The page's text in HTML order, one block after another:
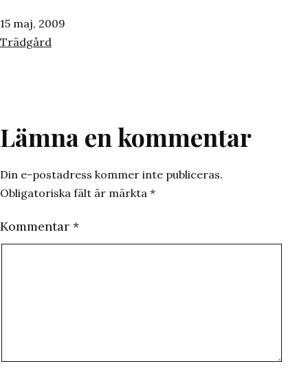
Publicerat
den
15 maj, 2009
Kategoriserat
Trädgård
Lämna en kommentar
Din e-postadress kommer inte publiceras.
Obligatoriska fält är märkta *
Kommentar *